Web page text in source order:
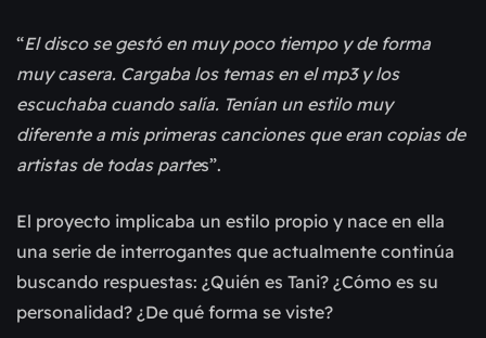
“El disco se gestó en muy poco tiempo y de forma
muy casera. Cargaba los temas en el mp3 y los
escuchaba cuando salía. Tenían un estilo muy
diferente a mis primeras canciones que eran copias de
artistas de todas partes”.
El proyecto implicaba un estilo propio y nace en ella
una serie de interrogantes que actualmente continúa
buscando respuestas: ¿Quién es Tani? ¿Cómo es su
personalidad? ¿De qué forma se viste?